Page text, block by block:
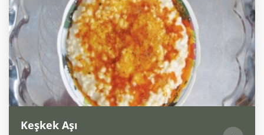
Keşkek Aşı